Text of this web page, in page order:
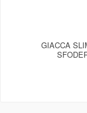
GIACCA